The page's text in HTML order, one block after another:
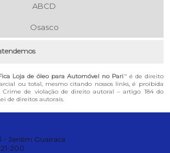
ABCD
Osasco
Loja de óleo para Automóvel no Pari" é de direito
ou total, mesmo citando nossos links, é proibida
de violação de direito autoral – artigo 184 do
de direitos autorais.
- Jardim Guairaca
200